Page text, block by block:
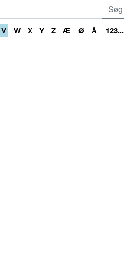
V W X Y Z Æ Ø Å 123...